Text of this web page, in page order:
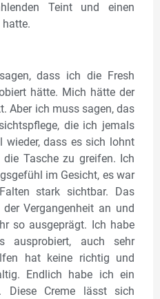
Teint und einen
dass ich die Fresh
hätte. Mich hätte der
Aber ich muss sagen, das
die ich jemals
wieder, dass es sich lohnt
Tasche zu greifen. Ich
im Gesicht, es war
stark sichtbar. Das
Vergangenheit an und
so ausgeprägt. Ich habe
ausprobiert, auch sehr
hat keine richtig und
Endlich habe ich ein
Diese Creme lässt sich